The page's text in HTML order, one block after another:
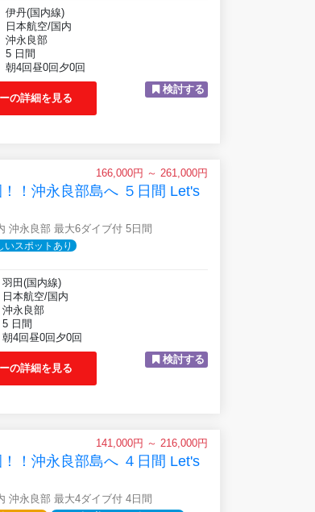
伊丹(国内線)
日本航空/国内
沖永良部
5 日間
朝4回昼0回夕0回
の詳細を見る
検討する
166,000円 ～ 261,000円
！！沖永良部島へ ５日間 Let's
永良部 最大6ダイブ付 5日間
いスポットあり
羽田(国内線)
日本航空/国内
沖永良部
5 日間
朝4回昼0回夕0回
の詳細を見る
検討する
141,000円 ～ 216,000円
！！沖永良部島へ ４日間 Let's
永良部 最大4ダイブ付 4日間